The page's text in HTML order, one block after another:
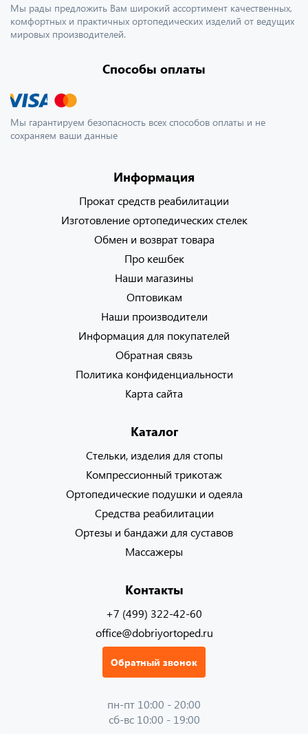
Мы рады предложить Вам широкий ассортимент качественных,
комфортных и практичных ортопедических изделий от ведущих
мировых производителей.
Способы оплаты
Мы гарантируем безопасность всех способов оплаты и не
сохраняем ваши данные
Информация
Прокат средств реабилитации
Изготовление ортопедических стелек
Обмен и возврат товара
Про кешбек
Наши магазины
Оптовикам
Наши производители
Информация для покупателей
Обратная связь
Политика конфиденциальности
Карта сайта
Каталог
Стельки, изделия для стопы
Компрессионный трикотаж
Ортопедические подушки и одеяла
Средства реабилитации
Ортезы и бандажи для суставов
Массажеры
Контакты
+7 (499) 322-42-60
office@dobriyortoped.ru
Обратный звонок
пн-пт 10:00 - 20:00
сб-вс 10:00 - 19:00